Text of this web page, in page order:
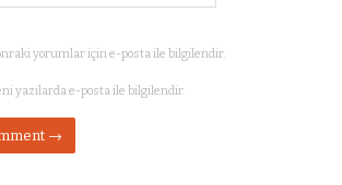
yorumlar için e-posta ile bilgilendir.
yazılarda e-posta ile bilgilendir.